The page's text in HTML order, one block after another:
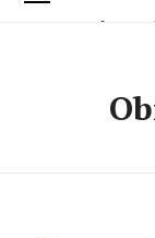
Skip
Octavio